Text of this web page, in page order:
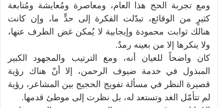
ومع تجربة الحج هذا العام، ومعاصرة ومُعايشة ومُتابعة
كثيرٍ من الوقائع، تبدّلت الفكرة إلى حدٍّ ما، وإن كانت
هنالك ثوابت محمودة وإيجابية لا يُمكن غض الطرف عنها،
ولا ينكرها إلا من بعينه رمدٌ.
كان واضحاً للعيان أنه، ومع الترتيب والمجهود الكبير
المبذول في خدمة ضيوف الرحمن، إلا أنّ هناك رؤية
قصيرة النظر في مسألة تفويج الحجيج بين المشاعر، رؤية
لم تتأمّل الغد وتستعد له، بل نظرت إلى موطئ قدمها.